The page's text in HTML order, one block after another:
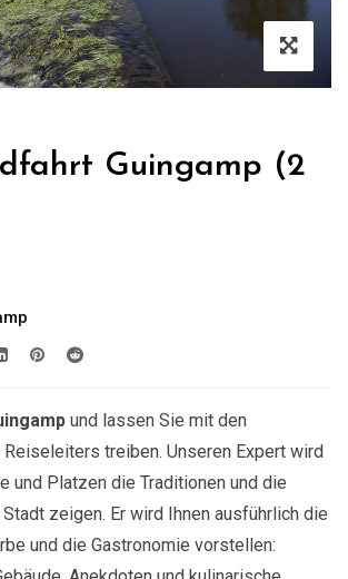
Guingamp (2
und lassen Sie mit den
Reiseleiters treiben. Unseren Expert wird
und Platzen die Traditionen und die
zeigen. Er wird Ihnen ausführlich die
und die Gastronomie vorstellen: